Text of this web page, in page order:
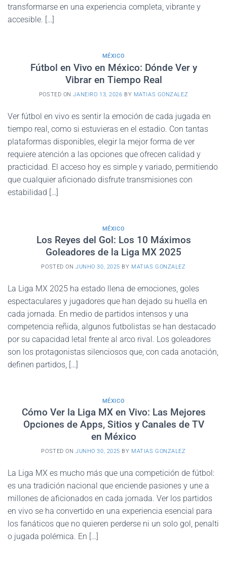
transformarse en una experiencia completa, vibrante y
accesible. […]
MÉXICO
Fútbol en Vivo en México: Dónde Ver y
Vibrar en Tiempo Real
POSTED ONJANEIRO 13, 2026 BY MATIAS GONZALEZ
Ver fútbol en vivo es sentir la emoción de cada jugada en
tiempo real, como si estuvieras en el estadio. Con tantas
plataformas disponibles, elegir la mejor forma de ver
requiere atención a las opciones que ofrecen calidad y
practicidad. El acceso hoy es simple y variado, permitiendo
que cualquier aficionado disfrute transmisiones con
estabilidad […]
MÉXICO
Los Reyes del Gol: Los 10 Máximos
Goleadores de la Liga MX 2025
POSTED ONJUNHO 30, 2025 BY MATIAS GONZALEZ
La Liga MX 2025 ha estado llena de emociones, goles
espectaculares y jugadores que han dejado su huella en
cada jornada. En medio de partidos intensos y una
competencia reñida, algunos futbolistas se han destacado
por su capacidad letal frente al arco rival. Los goleadores
son los protagonistas silenciosos que, con cada anotación,
definen partidos, […]
MÉXICO
Cómo Ver la Liga MX en Vivo: Las Mejores
Opciones de Apps, Sitios y Canales de TV
en México
POSTED ONJUNHO 30, 2025 BY MATIAS GONZALEZ
La Liga MX es mucho más que una competición de fútbol:
es una tradición nacional que enciende pasiones y une a
millones de aficionados en cada jornada. Ver los partidos
en vivo se ha convertido en una experiencia esencial para
los fanáticos que no quieren perderse ni un solo gol, penalti
o jugada polémica. En […]